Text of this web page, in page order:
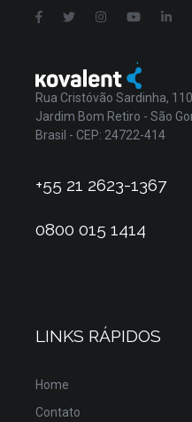
Rua Cristóvão Sardinha, 110
Jardim Bom Retiro - São
Brasil - CEP: 24722-414
+55 21 2623-1367
0800 015 1414
LINKS RÁPIDOS
Home
Contato